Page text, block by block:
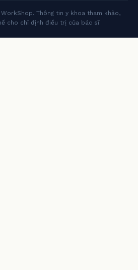
Thông tin y khoa tham khảo,
cho chỉ định điều trị của bác sĩ.